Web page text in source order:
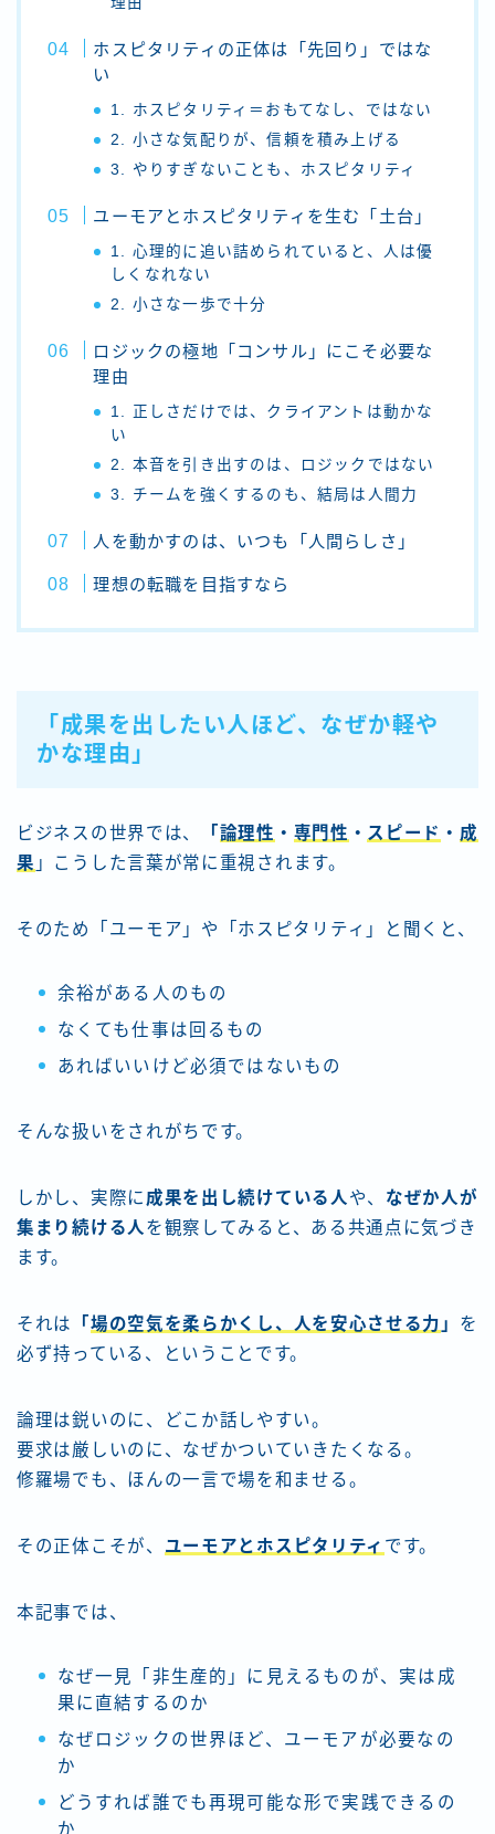
ホスピタリティの正体は「先回り」ではな
い
1. ホスピタリティ＝おもてなし、ではない
2. 小さな気配りが、信頼を積み上げる
3. やりすぎないことも、ホスピタリティ
ユーモアとホスピタリティを生む「土台」
1. 心理的に追い詰められていると、人は優
しくなれない
2. 小さな一歩で十分
ロジックの極地「コンサル」にこそ必要な
理由
1. 正しさだけでは、クライアントは動かな
い
2. 本音を引き出すのは、ロジックではない
3. チームを強くするのも、結局は人間力
人を動かすのは、いつも「人間らしさ」
理想の転職を目指すなら
「成果を出したい人ほど、なぜか軽や
かな理由」
ビジネスの世界では、 「 論理性 ・ 専門性 ・ スピード ・ 成
果 」こうした言葉が常に重視されます。
そのため「ユーモア」や「ホスピタリティ」と聞くと、
余裕がある人のもの
なくても仕事は回るもの
あればいいけど必須ではないもの
そんな扱いをされがちです。
しかし、実際に 成果を出し続けている人 や、 なぜか人が
集まり続ける人 を観察してみると、ある共通点に気づき
ます。
それは 「 場の空気を柔らかくし、人を安心させる力 」 を
必ず持っている、ということです。
論理は鋭いのに、どこか話しやすい。
要求は厳しいのに、なぜかついていきたくなる。
修羅場でも、ほんの一言で場を和ませる。
その正体こそが、 ユーモアとホスピタリティ です。
本記事では、
なぜ一見「非生産的」に見えるものが、実は成
果に直結するのか
なぜロジックの世界ほど、ユーモアが必要なの
か
どうすれば誰でも再現可能な形で実践できるの
か